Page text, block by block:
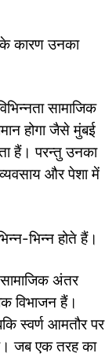
कारण उनका
सामाजिक
होगा जैसे मुंबई
हैं। परन्तु उनका
और पेशा में
भिन्न होते हैं।
अंतर
विभाजन हैं।
स्वर्ण आमतौर पर
जब एक तरह का